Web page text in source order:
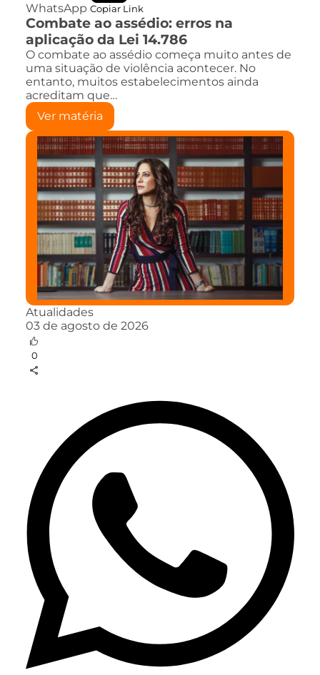
WhatsApp Copiar Link
Combate ao assédio: erros na
aplicação da Lei 14.786
O combate ao assédio começa muito antes de
uma situação de violência acontecer. No
entanto, muitos estabelecimentos ainda
acreditam que…
Ver matéria
Atualidades
03 de agosto de 2026
0